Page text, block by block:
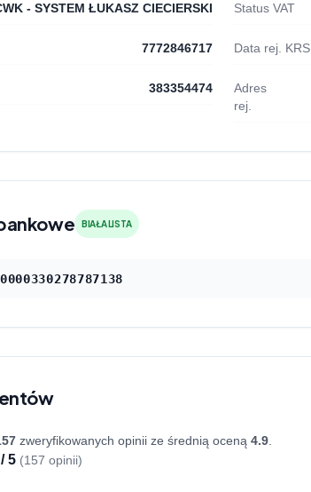
- SYSTEM ŁUKASZ CIECIERSKI
7772846717
383354474
Status VAT
Data rej. KRS
Adres
rej.
BIAŁA LISTA
zweryfikowanych opinii ze średnią oceną 4.9
5 (157 opinii)